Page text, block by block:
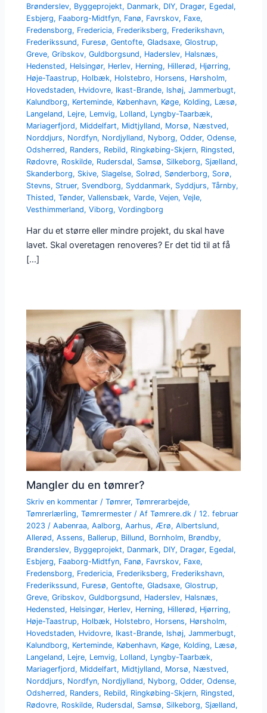
Brønderslev, Byggeprojekt, Danmark, DIY, Dragør, Egedal,
Esbjerg, Faaborg-Midtfyn, Fanø, Favrskov, Faxe,
Fredensborg, Fredericia, Frederiksberg, Frederikshavn,
Frederikssund, Furesø,Gentofte,Gladsaxe,Glostrup,
Greve,Gribskov,Guldborgsund, Haderslev, Halsnæs,
Hedensted, Helsingør, Herlev, Herning, Hillerød, Hjørring,
Høje-Taastrup, Holbæk, Holstebro, Horsens, Hørsholm,
Hovedstaden, Hvidovre, Ikast-Brande, Ishøj,Jammerbugt,
Kalundborg, Kerteminde, København, Køge, Kolding, Læsø,
Langeland, Lejre, Lemvig, Lolland, Lyngby-Taarbæk,
Mariagerfjord, Middelfart, Midtjylland, Morsø, Næstved,
Norddjurs, Nordfyn, Nordjylland, Nyborg,Odder,Odense,
Odsherred, Randers, Rebild, Ringkøbing-Skjern, Ringsted,
Rødovre, Roskilde, Rudersdal, Samsø, Silkeborg, Sjælland,
Skanderborg, Skive, Slagelse, Solrød, Sønderborg, Sorø,
Stevns, Struer, Svendborg, Syddanmark, Syddjurs,Tårnby,
Thisted,Tønder,Vallensbæk,Varde,Vejen,Vejle,
Vesthimmerland,Viborg,Vordingborg
Har du et større eller mindre projekt, du skal have
lavet. Skal overetagen renoveres? Er det tid til at få
[…]
Mangler du en tømrer?
Skriv en kommentar /Tømrer,Tømrerarbejde,
Tømrerlærling,Tømrermester / AfTømrere.dk /12. februar
2023 /Aabenraa,Aalborg,Aarhus, Ærø,Albertslund,
Allerød,Assens, Ballerup, Billund, Bornholm, Brøndby,
Brønderslev, Byggeprojekt, Danmark, DIY, Dragør, Egedal,
Esbjerg, Faaborg-Midtfyn, Fanø, Favrskov, Faxe,
Fredensborg, Fredericia, Frederiksberg, Frederikshavn,
Frederikssund, Furesø,Gentofte,Gladsaxe,Glostrup,
Greve,Gribskov,Guldborgsund, Haderslev, Halsnæs,
Hedensted, Helsingør, Herlev, Herning, Hillerød, Hjørring,
Høje-Taastrup, Holbæk, Holstebro, Horsens, Hørsholm,
Hovedstaden, Hvidovre, Ikast-Brande, Ishøj,Jammerbugt,
Kalundborg, Kerteminde, København, Køge, Kolding, Læsø,
Langeland, Lejre, Lemvig, Lolland, Lyngby-Taarbæk,
Mariagerfjord, Middelfart, Midtjylland, Morsø, Næstved,
Norddjurs, Nordfyn, Nordjylland, Nyborg,Odder,Odense,
Odsherred, Randers, Rebild, Ringkøbing-Skjern, Ringsted,
Rødovre, Roskilde, Rudersdal, Samsø, Silkeborg, Sjælland,